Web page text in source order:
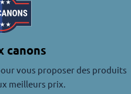
canons
vous proposer des produits
meilleurs prix.